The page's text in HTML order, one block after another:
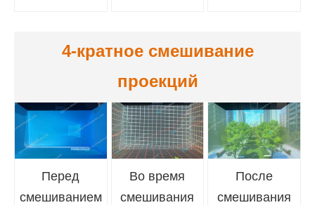
4-кратное смешивание
проекций
Перед
смешиванием
Во время
смешивания
После
смешивания